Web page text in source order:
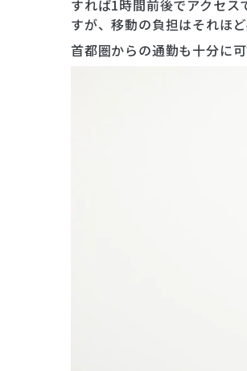
すれば1時間前後でアクセ
すが、移動の負担はそれほど
首都圏からの通勤も十分に可